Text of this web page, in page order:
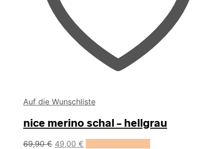
Auf die Wunschliste
nice merino schal – hellgrau
69,90€ Ursprünglicher
49,00 €